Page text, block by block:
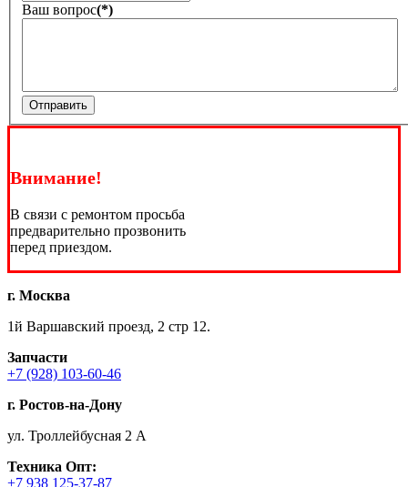
Ваш вопрос(*)
Отправить
Внимание!
В связи с ремонтом просьба
предварительно прозвонить
перед приездом.
г. Москва
1й Варшавский проезд, 2 стр 12.
Запчасти
+7 (928) 103-60-46
г. Ростов-на-Дону
ул. Троллейбусная 2 А
Техника Опт:
+7 938 125-37-87